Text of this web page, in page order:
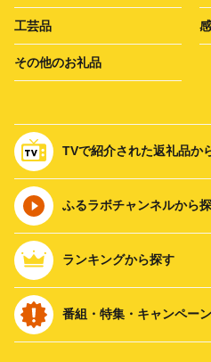
工芸品
その他のお礼品
TVで紹介された返礼品か
ふるラボチャンネルから
ランキングから探す
番組・特集・キャンペー